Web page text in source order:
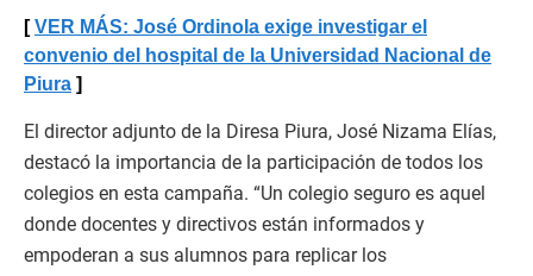
VER MÁS: José Ordinola exige investigar el
convenio del hospital de la Universidad Nacional de
Piura
El director adjunto de la Diresa Piura, José Nizama Elías,
destacó la importancia de la participación de todos los
colegios en esta campaña. “Un colegio seguro es aquel
donde docentes y directivos están informados y
empoderan a sus alumnos para replicar los